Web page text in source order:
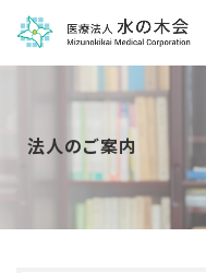
法人のご案内